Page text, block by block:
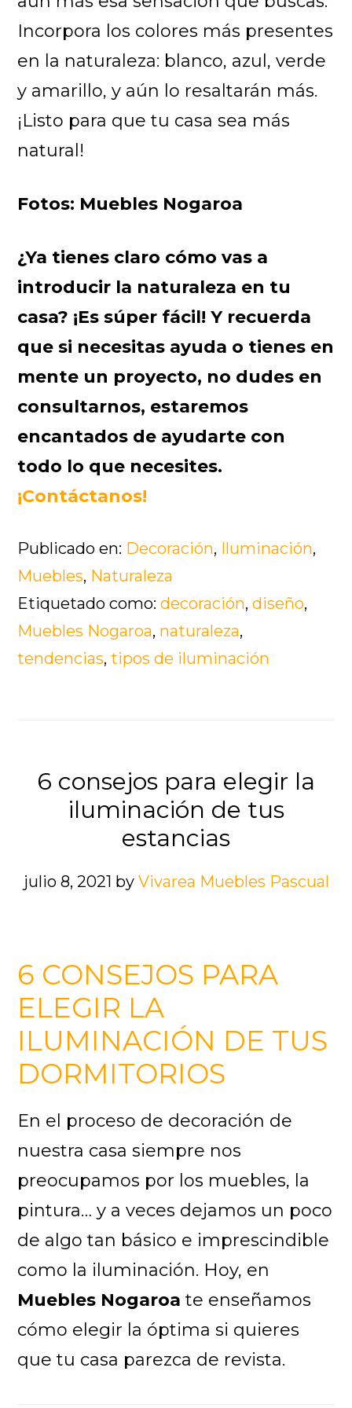
Incorpora los colores más presentes
en la naturaleza: blanco, azul, verde
y amarillo, y aún lo resaltarán más.
¡Listo para que tu casa sea más
natural!
Fotos: Muebles Nogaroa
¿Ya tienes claro cómo vas a
introducir la naturaleza en tu
casa? ¡Es súper fácil! Y recuerda
que si necesitas ayuda o tienes en
mente un proyecto, no dudes en
consultarnos, estaremos
encantados de ayudarte con
todo lo que necesites.
¡Contáctanos!
Publicado en: Decoración, Iluminación,
Muebles, Naturaleza
Etiquetado como:decoración,diseño,
Muebles Nogaroa, naturaleza,
tendencias,tipos de iluminación
6 consejos para elegir la
iluminación de tus
estancias
julio 8, 2021 by Vivarea Muebles Pascual
6 CONSEJOS PARA
ELEGIR LA
ILUMINACIÓN DE TUS
DORMITORIOS
En el proceso de decoración de
nuestra casa siempre nos
preocupamos por los muebles, la
pintura… y a veces dejamos un poco
de algo tan básico e imprescindible
como la iluminación. Hoy, en
Muebles Nogaroa te enseñamos
cómo elegir la óptima si quieres
que tu casa parezca de revista.